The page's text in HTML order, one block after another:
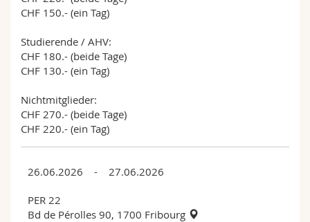
CHF 150.- (ein Tag)
Studierende / AHV:
CHF 180.- (beide Tage)
CHF 130.- (ein Tag)
Nichtmitglieder:
CHF 270.- (beide Tage)
CHF 220.- (ein Tag)
26.06.2026 - 27.06.2026
PER 22
Bd de Pérolles 90, 1700 Fribourg